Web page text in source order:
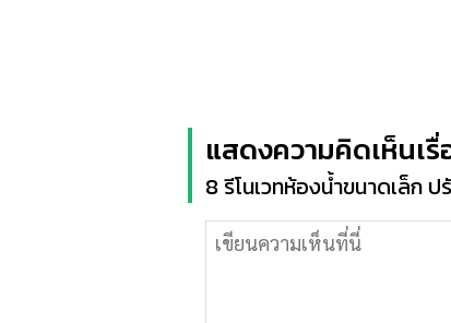
แสดงความคิดเห็นเรื่
8 รีโนเวทห้องน้ำขนาดเล็ก